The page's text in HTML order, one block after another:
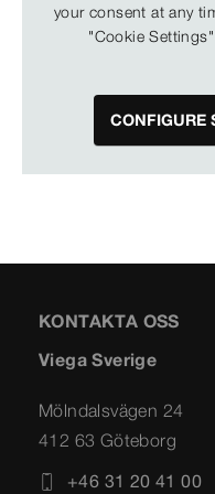
your consent at any
"Cookie
CONFIGURE
KONTAKTA OSS
Viega Sverige
Mölndalsvägen 24
412 63 Göteborg
+46 31 20 41 00